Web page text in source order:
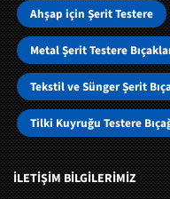
Ahşap için Şerit Testere
Metal Şerit Testere
Tekstil ve Sünger Şerit
Tilki Kuyruğu Testere
İLETİŞİM BİLGİLERİMİZ